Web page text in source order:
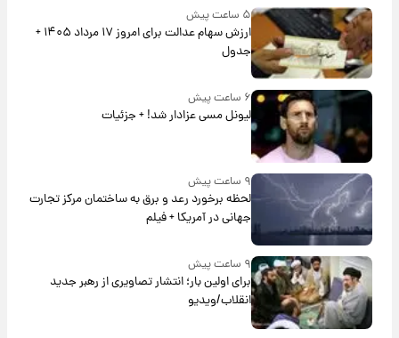
۵ ساعت پیش
ارزش سهام عدالت برای امروز ۱۷ مرداد ۱۴۰۵ +
جدول
۶ ساعت پیش
لیونل مسی عزادار شد! + جزئیات
۹ ساعت پیش
لحظه برخورد رعد و برق به ساختمان مرکز تجارت
جهانی در آمریکا + فیلم
۹ ساعت پیش
برای اولین بار؛ انتشار تصاویری از رهبر جدید
انقلاب/ویدیو